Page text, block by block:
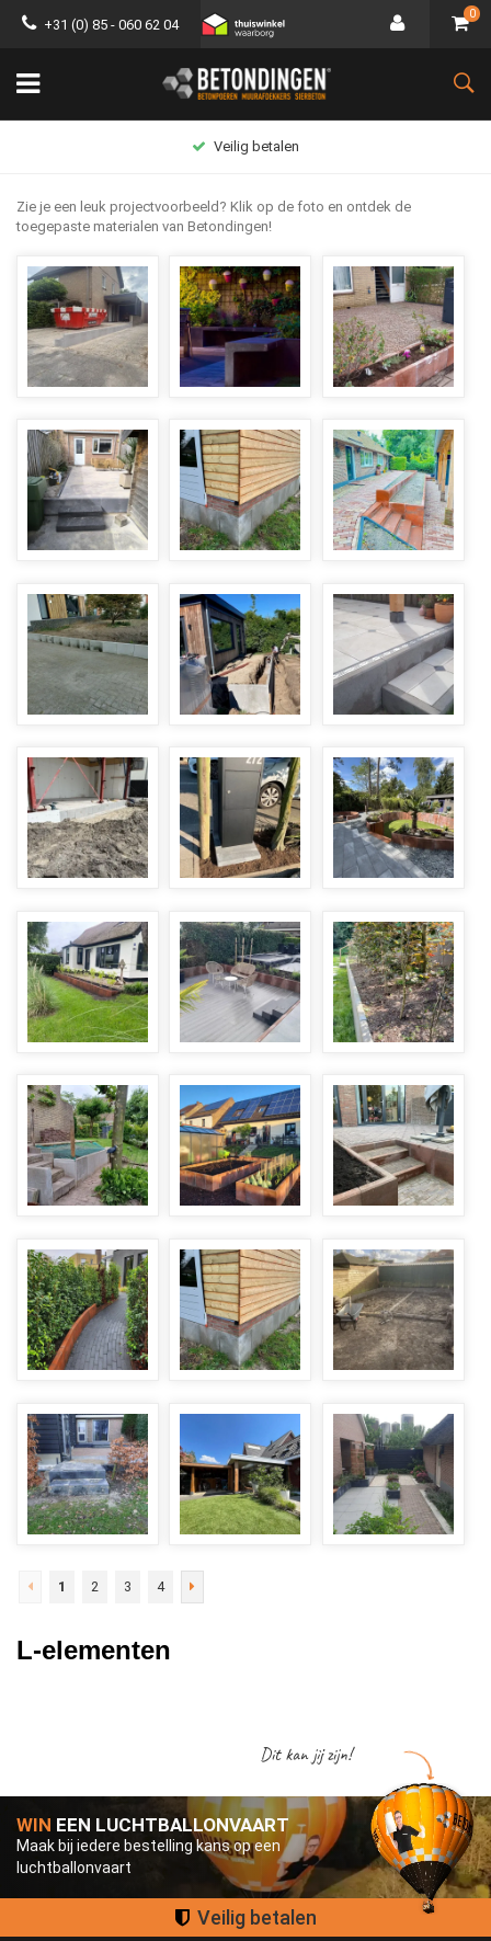
+31 (0) 85 - 060 62 04
0
Groot assortiment
Zie je een leuk projectvoorbeeld? Klik op de foto en ontdek de
toegepaste materialen van Betondingen!
1 2 3 4
L-elementen
WIN EEN LUCHTBALLONVAART
Maak bij iedere bestelling kans op een
luchtballonvaart
Dit kan jij zijn!
Groot assortiment